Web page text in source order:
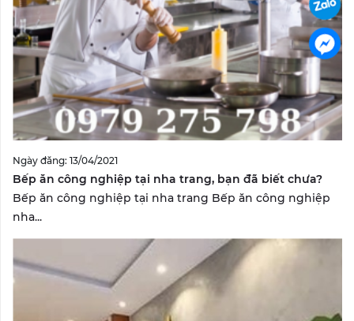
Ngày đăng: 13/04/2021
Bếp ăn công nghiệp tại nha trang, bạn đã biết chưa?
Bếp ăn công nghiệp tại nha trang Bếp ăn công nghiệp
nha...